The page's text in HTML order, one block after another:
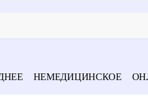
НЕМЕДИЦИНСКОЕ